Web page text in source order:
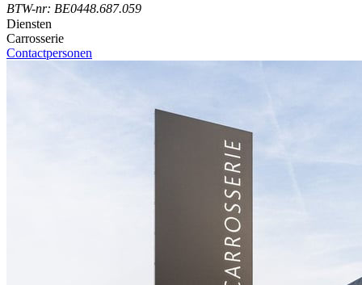
BTW-nr: BE0448.687.059
Diensten
Carrosserie
Contactpersonen